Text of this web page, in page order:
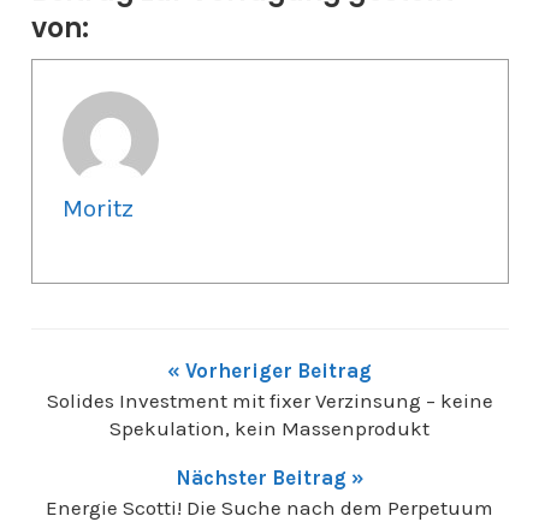
von:
Moritz
« Vorheriger Beitrag
Solides Investment mit fixer Verzinsung – keine
Spekulation, kein Massenprodukt
Nächster Beitrag »
Energie Scotti! Die Suche nach dem Perpetuum